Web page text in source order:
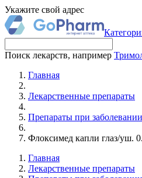
Укажите свой адрес
Поиск лекарств, например
Главная
Лекарственные препараты
Препараты при
Флоксимед капли глаз/уш.
Главная
Лекарственные препараты